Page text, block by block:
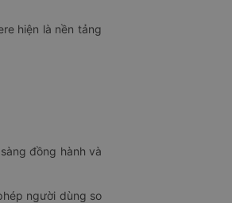
hiện là nền tảng
đồng hành và
người dùng so